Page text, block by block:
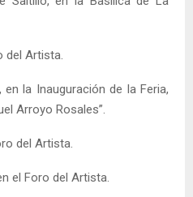
del Artista.
la Inauguración de la Feria,
Arroyo Rosales”.
del Artista.
el Foro del Artista.